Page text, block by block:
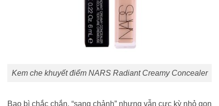
Kem che khuyết điểm NARS Radiant Creamy Concealer
Bao bì chắc chắn, “sang chảnh” nhưng vẫn cực kỳ nhỏ gọn